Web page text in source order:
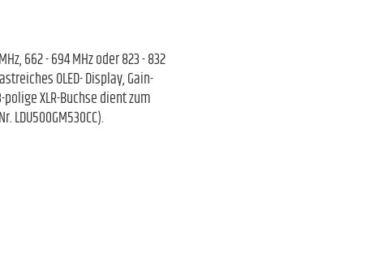
662 - 694 MHz oder 823 - 832
OLED- Display, Gain-
XLR-Buchse dient zum